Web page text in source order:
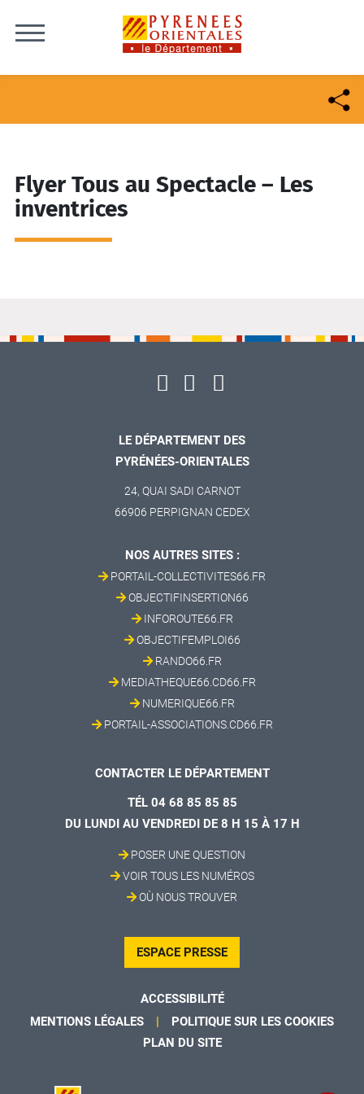
Flyer Tous au Spectacle – Les
inventrices
LE DÉPARTEMENT DES
PYRÉNÉES-ORIENTALES
24, QUAI SADI CARNOT
66906 PERPIGNAN CEDEX
NOS AUTRES SITES :
PORTAIL-COLLECTIVITES66.FR
OBJECTIFINSERTION66
INFOROUTE66.FR
OBJECTIFEMPLOI66
RANDO66.FR
MEDIATHEQUE66.CD66.FR
NUMERIQUE66.FR
PORTAIL-ASSOCIATIONS.CD66.FR
CONTACTER LE DÉPARTEMENT
TÉL 04 68 85 85 85
DU LUNDI AU VENDREDI DE 8 H 15 À 17 H
POSER UNE QUESTION
VOIR TOUS LES NUMÉROS
OÙ NOUS TROUVER
ESPACE PRESSE
ACCESSIBILITÉ
MENTIONS LÉGALES
POLITIQUE SUR LES COOKIES
PLAN DU SITE